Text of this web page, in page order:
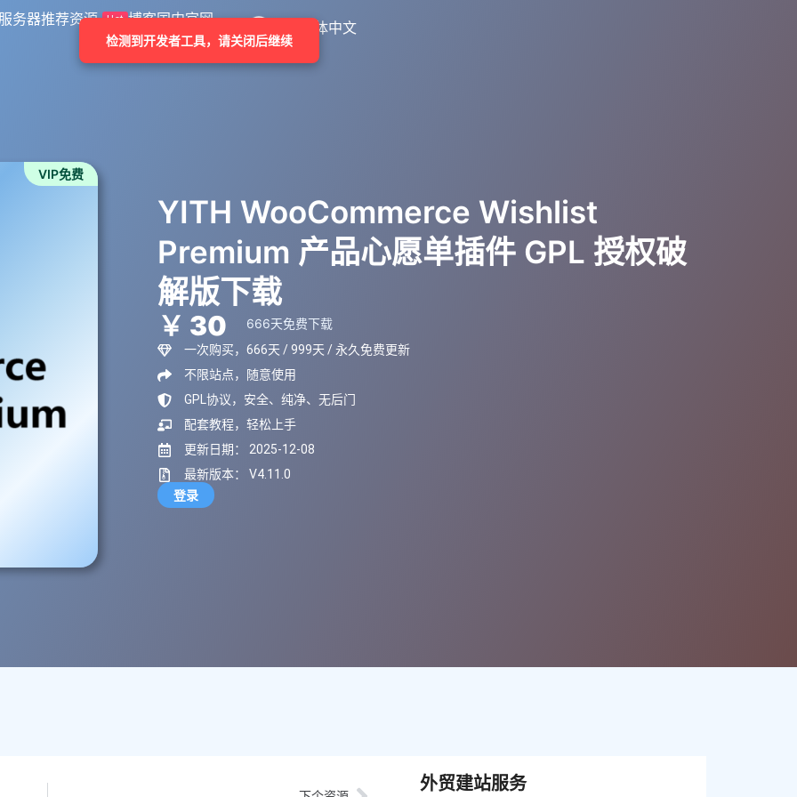
务器推荐资源 Hot 博客国内官网 简体中文
VIP免费
YITH WooCommerce Wishlist
Premium 产品心愿单插件 GPL 授权破
解版下载
￥ 30 666天免费下载
一次购买，666天 / 999天 / 永久免费更新
不限站点，随意使用
GPL协议，安全、纯净、无后门
配套教程，轻松上手
更新日期： 2025-12-08
最新版本： V4.11.0
登录
外贸建站服务